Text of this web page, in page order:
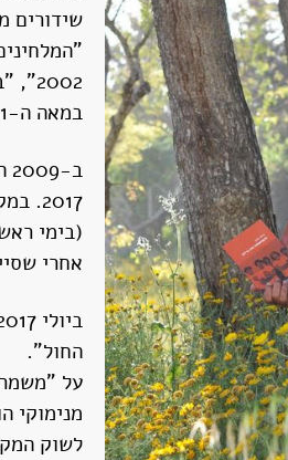
שידורים
במאה ה-21.
(בימי
אחרי שסיימתי את
החול".
על
מנימוקי
לשוק